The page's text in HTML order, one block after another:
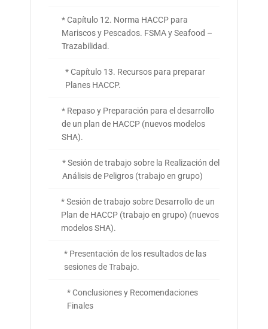
* Capítulo 12. Norma HACCP para
Mariscos y Pescados. FSMA y Seafood –
Trazabilidad.
* Capítulo 13. Recursos para preparar
Planes HACCP.
* Repaso y Preparación para el desarrollo
de un plan de HACCP (nuevos modelos
SHA).
* Sesión de trabajo sobre la Realización del
Análisis de Peligros (trabajo en grupo)
* Sesión de trabajo sobre Desarrollo de un
Plan de HACCP (trabajo en grupo) (nuevos
modelos SHA).
* Presentación de los resultados de las
sesiones de Trabajo.
* Conclusiones y Recomendaciones
Finales